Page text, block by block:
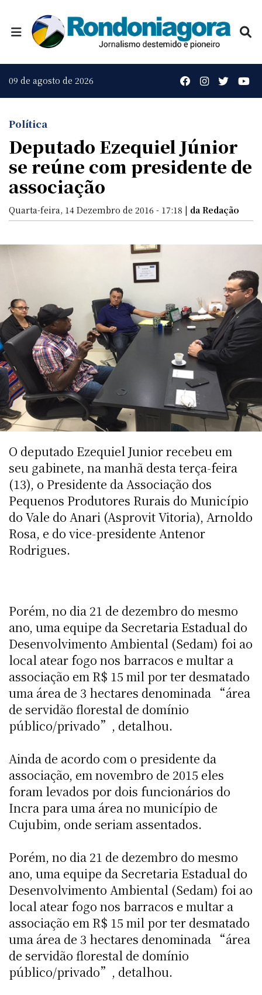
09 de agosto de 2026
Política
Deputado Ezequiel Júnior
se reúne com presidente de
associação
Quarta-feira, 14 Dezembro de 2016 - 17:18 | da Redação
O deputado Ezequiel Junior recebeu em
seu gabinete, na manhã desta terça-feira
(13), o Presidente da Associação dos
Pequenos Produtores Rurais do Município
do Vale do Anari (Asprovit Vitoria), Arnoldo
Rosa, e do vice-presidente Antenor
Rodrigues.
Porém, no dia 21 de dezembro do mesmo
ano, uma equipe da Secretaria Estadual do
Desenvolvimento Ambiental (Sedam) foi ao
local atear fogo nos barracos e multar a
associação em R$ 15 mil por ter desmatado
uma área de 3 hectares denominada “área
de servidão florestal de domínio
público/privado”, detalhou.
Ainda de acordo com o presidente da
associação, em novembro de 2015 eles
foram levados por dois funcionários do
Incra para uma área no município de
Cujubim, onde seriam assentados.
Porém, no dia 21 de dezembro do mesmo
ano, uma equipe da Secretaria Estadual do
Desenvolvimento Ambiental (Sedam) foi ao
local atear fogo nos barracos e multar a
associação em R$ 15 mil por ter desmatado
uma área de 3 hectares denominada “área
de servidão florestal de domínio
público/privado”, detalhou.